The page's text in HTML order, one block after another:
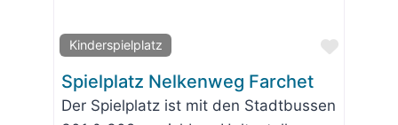
Kinderspielplatz
Favorit
Spielplatz Nelkenweg Farchet
Der Spielplatz ist mit den Stadtbussen